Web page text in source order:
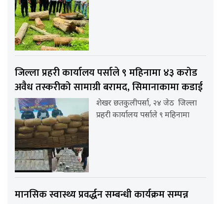
जिल्ला प्रहरी कार्यालय पर्साले ९ महिनामा ४३ करोड
अवैध तस्करीको सामाग्री बरामद, सिमानाकामा कडाई
शेखर छतकुलीपर्सा, २४ जेठ जिल्ला
प्रहरी कार्यालय पर्साले ९ महिनामा
मानसिक स्वास्थ्य प्रवर्द्धन सम्बन्धी कार्यक्रम सम्पन्न